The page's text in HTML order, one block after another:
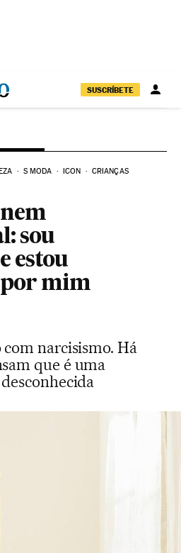
SUSCRÍBETE
S MODA ICON CRIANÇAS
sou
estou
por mim
narcisismo. Há
que é uma